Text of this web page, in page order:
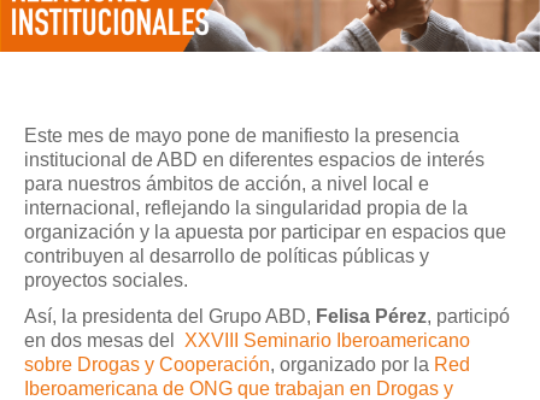
Este mes de mayo pone de manifiesto la presencia
institucional de ABD en diferentes espacios de interés
para nuestros ámbitos de acción, a nivel local e
internacional, reflejando la singularidad propia de la
organización y la apuesta por participar en espacios que
contribuyen al desarrollo de políticas públicas y
proyectos sociales.
Así, la presidenta del Grupo ABD, Felisa Pérez, participó
en dos mesas del XXVIII Seminario Iberoamericano
sobre Drogas y Cooperación, organizado por la Red
Iberoamericana de ONG que trabajan en Drogas y